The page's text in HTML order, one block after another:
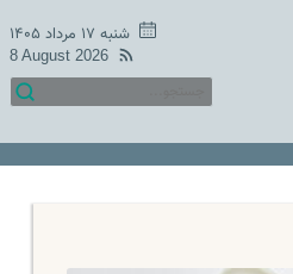
شنبه ۱۷ مرداد ۱۴۰۵
8 August 2026